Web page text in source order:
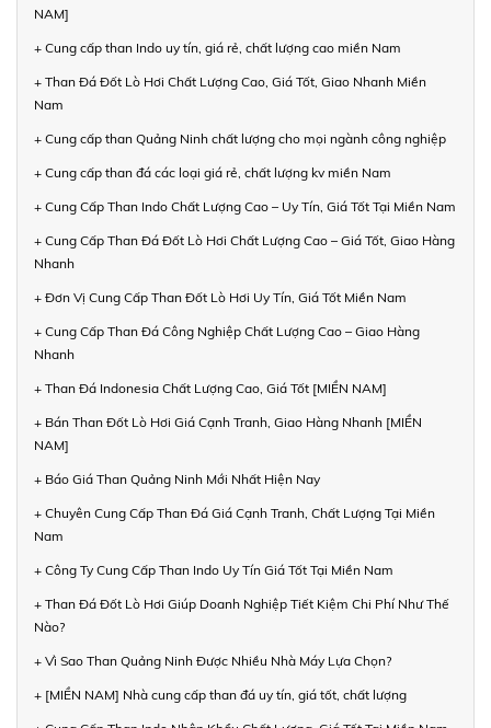
NAM]
+ Cung cấp than Indo uy tín, giá rẻ, chất lượng cao miền Nam
+ Than Đá Đốt Lò Hơi Chất Lượng Cao, Giá Tốt, Giao Nhanh Miền
Nam
+ Cung cấp than Quảng Ninh chất lượng cho mọi ngành công nghiệp
+ Cung cấp than đá các loại giá rẻ, chất lượng kv miền Nam
+ Cung Cấp Than Indo Chất Lượng Cao – Uy Tín, Giá Tốt Tại Miền Nam
+ Cung Cấp Than Đá Đốt Lò Hơi Chất Lượng Cao – Giá Tốt, Giao Hàng
Nhanh
+ Đơn Vị Cung Cấp Than Đốt Lò Hơi Uy Tín, Giá Tốt Miền Nam
+ Cung Cấp Than Đá Công Nghiệp Chất Lượng Cao – Giao Hàng
Nhanh
+ Than Đá Indonesia Chất Lượng Cao, Giá Tốt [MIỀN NAM]
+ Bán Than Đốt Lò Hơi Giá Cạnh Tranh, Giao Hàng Nhanh [MIỀN
NAM]
+ Báo Giá Than Quảng Ninh Mới Nhất Hiện Nay
+ Chuyên Cung Cấp Than Đá Giá Cạnh Tranh, Chất Lượng Tại Miền
Nam
+ Công Ty Cung Cấp Than Indo Uy Tín Giá Tốt Tại Miền Nam
+ Than Đá Đốt Lò Hơi Giúp Doanh Nghiệp Tiết Kiệm Chi Phí Như Thế
Nào?
+ Vì Sao Than Quảng Ninh Được Nhiều Nhà Máy Lựa Chọn?
+ [MIỀN NAM] Nhà cung cấp than đá uy tín, giá tốt, chất lượng